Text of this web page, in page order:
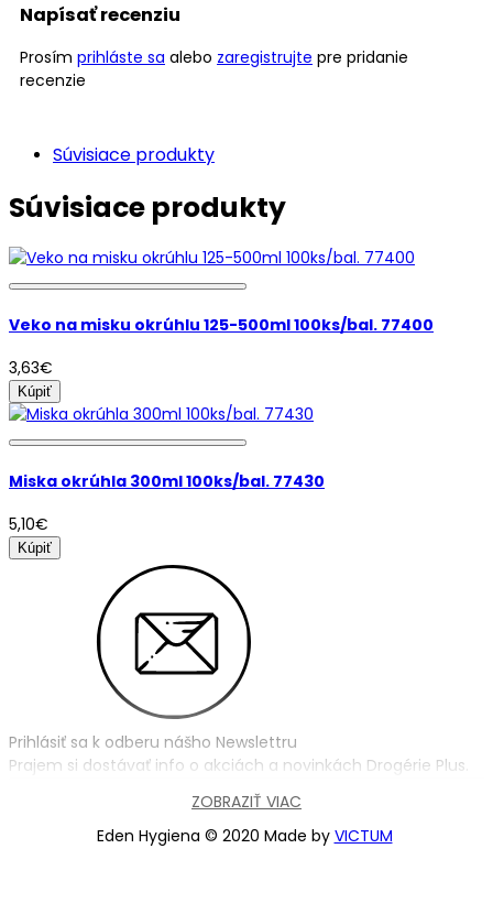
Napísať recenziu
Prosím prihláste sa alebo zaregistrujte pre pridanie
recenzie
Súvisiace produkty
Súvisiace produkty
Veko na misku okrúhlu 125-500ml 100ks/bal. 77400
3,63€
Kúpiť
Miska okrúhla 300ml 100ks/bal. 77430
5,10€
Kúpiť
Prihlásiť sa k odberu nášho Newslettru
Prajem si dostávať info o akciách a novinkách Drogérie Plus.
ZOBRAZIŤ VIAC
Eden Hygiena © 2020 Made by VICTUM